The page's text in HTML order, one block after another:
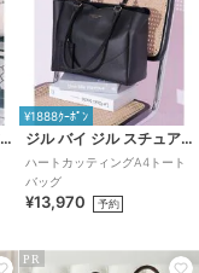
ジル バイ ジル スチュアート
¥1888ｸｰﾎﾟﾝ
ジル バイ ジル スチュアート
ハートカッティングA4トート
バッグ
¥13,970 予約
PR